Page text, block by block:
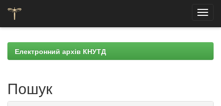
navigationЕлектронний архів КНУТД
Пошук